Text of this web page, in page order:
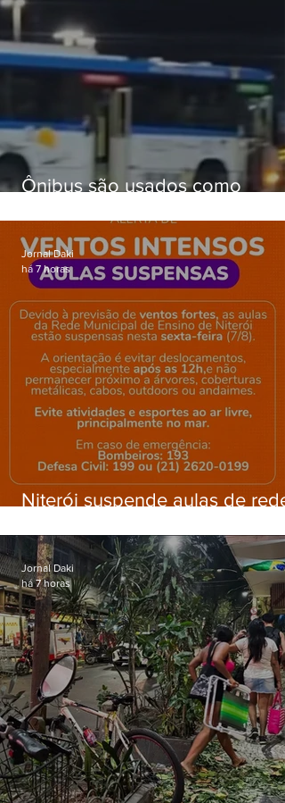
Ônibus são usados como
Gardênia Azul
Niterói suspende aulas de rede
ventos fortes nesta sexta (7)
Jornal Daki
há 7 horas
Jornal Daki
há 7 horas